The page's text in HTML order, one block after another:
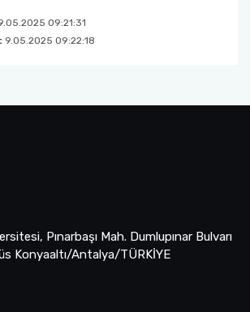
09:21:31
9.05.2025 09:22:18
Pınarbaşı Mah. Dumlupınar Bulvarı
Konyaaltı/Antalya/TÜRKİYE